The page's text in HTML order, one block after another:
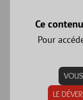
Ce
Pour
LE